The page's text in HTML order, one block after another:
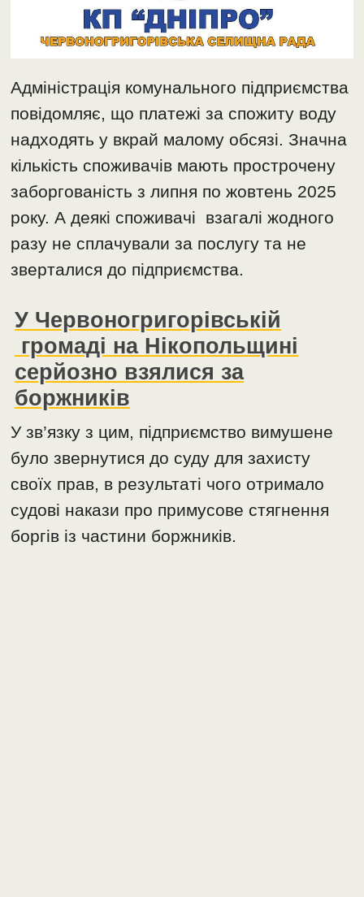
Адміністрація комунального підприємства
повідомляє, що платежі за спожиту воду
надходять у вкрай малому обсязі. Значна
кількість споживачів мають прострочену
заборгованість з липня по жовтень 2025
року. А деякі споживачі взагалі жодного
разу не сплачували за послугу та не
зверталися до підприємства.
У Червоногригорівській
громаді на Нікопольщині
серйозно взялися за
боржників
У зв’язку з цим, підприємство вимушене
було звернутися до суду для захисту
своїх прав, в результаті чого отримало
судові накази про примусове стягнення
боргів із частини боржників.